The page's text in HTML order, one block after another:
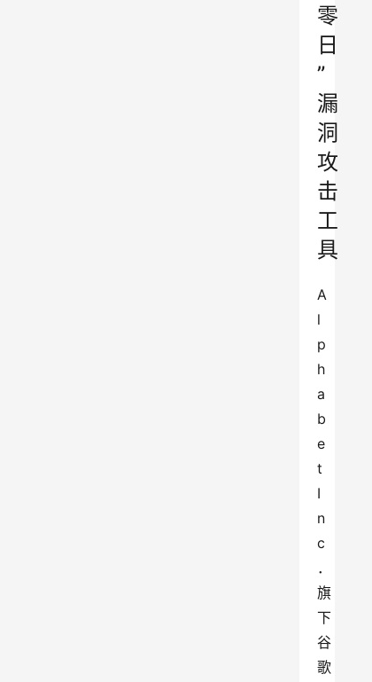
零
日
”
漏
洞
攻
击
工
具
A
l
p
h
a
b
e
t
I
n
c
．
旗
下
谷
歌